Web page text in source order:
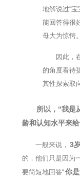
地解说过“
能回答得很
母大为惊愕。
因此，
的角度看待
其性探索取
所以，“我是
龄和认知水平来给
一般来说， 3
的，他们只是因为
要简短地回答“你